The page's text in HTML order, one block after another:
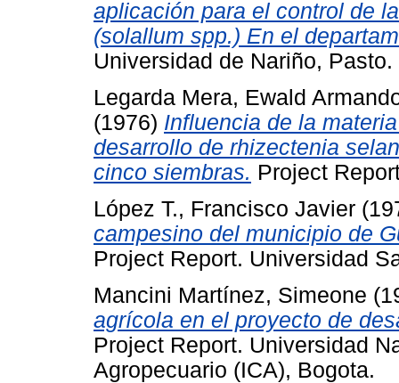
aplicación para el control de
(solallum spp.) En el
Universidad de Nariño, Pasto.
Legarda Mera, Ewald
(1976) Influencia de la
desarrollo de rhizectenia
cinco siembras. Project
López T., Francisco Javier
campesino del municipio de
Project Report. Universidad
Mancini Martínez, Simeone
agrícola en el proyecto de
Project Report. Universidad
Agropecuario (ICA), Bogota.